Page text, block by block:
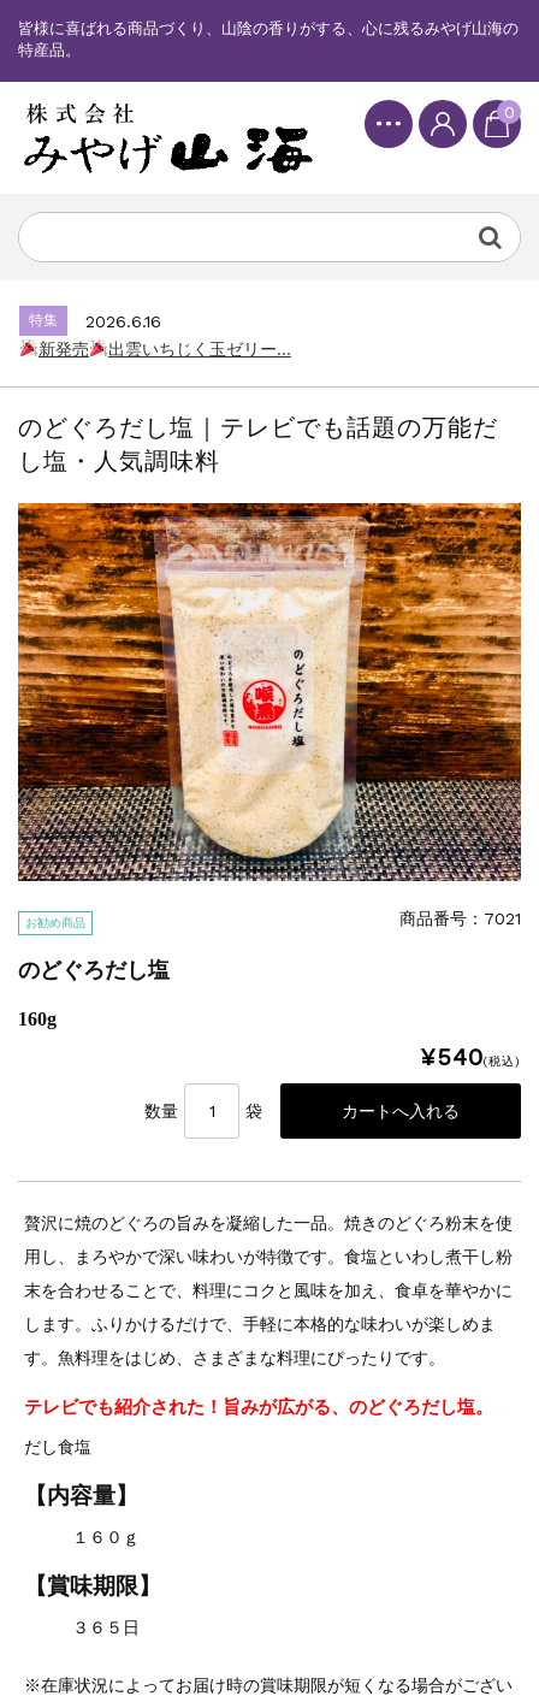
皆様に喜ばれる商品づくり、山陰の香りがする、心に残るみやげ山海の
特産品。
0
カード情報が適切ではありません。「カード...
特集
2026.7.17
特集
2026.6.16
新発売
出雲いちじく玉ゼリー...
特集
2026.7.17
新発売
しまねっこドキワクプリントクッ...
新発売
出雲いちじく玉ゼリー...
特集
2025.6.16
カード情報が適切ではありません。「カード...
のどぐろだし塩｜テレビでも話題の万能だ
し塩・人気調味料
お勧め商品 商品番号：7021
のどぐろだし塩
160g
¥540(税込)
数量 袋
贅沢に焼のどぐろの旨みを凝縮した一品。焼きのどぐろ粉末を使
用し、まろやかで深い味わいが特徴です。食塩といわし煮干し粉
末を合わせることで、料理にコクと風味を加え、食卓を華やかに
します。ふりかけるだけで、手軽に本格的な味わいが楽しめま
す。魚料理をはじめ、さまざまな料理にぴったりです。
テレビでも紹介された！旨みが広がる、のどぐろだし塩。
だし食塩
【内容量】
１６０ｇ
【賞味期限】
３６５日
※在庫状況によってお届け時の賞味期限が短くなる場合がござい